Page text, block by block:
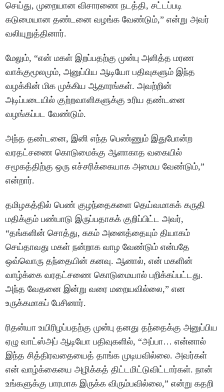
செய்து, முறையான விசாரணை நடத்தி, சட்டப்படி
கடுமையான தண்டனை வழங்க வேண்டும்,” என்று அவர்
வலியுறுத்தினார்.
மேலும், “என் மகள் இறப்பதற்கு முன்பு அளித்த மரண
வாக்குமூலமும், அனுப்பிய ஆடியோ பதிவுகளும் இந்த
வழக்கின் மிக முக்கிய ஆதாரங்கள். அவற்றின்
அடிப்படையில் குற்றவாளிகளுக்கு உரிய தண்டனை
வழங்கப்பட வேண்டும்.
அந்த தண்டனை, இனி எந்த பெண்ணும் இதுபோன்ற
வரதட்சணை கொடுமைக்கு ஆளாகாத வகையில்
சமூகத்திற்கு ஒரு எச்சரிக்கையாக அமைய வேண்டும்,”
என்றார்.
தமிழகத்தில் பெண் குழந்தைகளை தெய்வமாகக் கருதி
மதிக்கும் பண்பாடு இருப்பதாகக் குறிப்பிட்ட அவர்,
“தங்களின் சொத்து, சுகம் அனைத்தையும் தியாகம்
செய்தாவது மகள் நன்றாக வாழ வேண்டும் என்பதே
ஒவ்வொரு தந்தையின் கனவு. ஆனால், என் மகளின்
வாழ்க்கை வரதட்சணை கொடுமையால் பறிக்கப்பட்டது.
அந்த வேதனை இன்று வரை மறையவில்லை,” என
உருக்கமாகப் பேசினார்.
ரிதன்யா உயிரிழப்பதற்கு முன்பு தனது தந்தைக்கு அனுப்பிய
ஏழு வாட்ஸ்அப் ஆடியோ பதிவுகளில், “அப்பா… என்னால்
இந்த சித்திரவதையைத் தாங்க முடியவில்லை. அவர்கள்
என் வாழ்க்கையை அழிக்கத் திட்டமிட்டுவிட்டார்கள். நான்
உங்களுக்கு பாரமாக இருக்க விரும்பவில்லை,” என்று கதறி